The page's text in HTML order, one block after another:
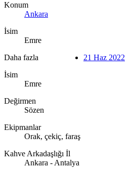
Konum
Ankara
İsim
Emre
Daha fazla
İsim
Emre
Değirmen
Sözen
Ekipmanlar
Orak, çekiç, faraş
Kahve Arkadaşlığı İl
Ankara - Antalya
21 Haz 2022